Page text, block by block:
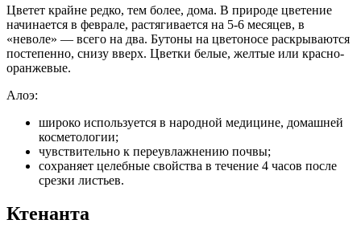
Цветет крайне редко, тем более, дома. В природе цветение
начинается в феврале, растягивается на 5-6 месяцев, в
«неволе» — всего на два. Бутоны на цветоносе раскрываются
постепенно, снизу вверх. Цветки белые, желтые или красно-
оранжевые.
Алоэ:
широко используется в народной медицине, домашней
косметологии;
чувствительно к переувлажнению почвы;
сохраняет целебные свойства в течение 4 часов после
срезки листьев.
Ктенанта